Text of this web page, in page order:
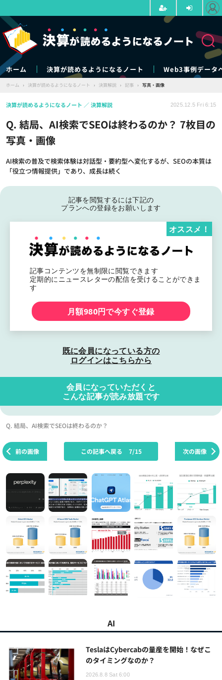
ホーム 決算が読めるようになるノート Web3事例データ
ホーム › 決算が読めるようになるノート › 決算解説 › 記事 › 写真・画像
Q. 結局、AI検索でSEOは終わるのか？ 7枚目の
写真・画像
AI検索の普及で検索体験は対話型・要約型へ変化するが、SEOの本質は
「役立つ情報提供」であり、成長は続く
決算が読めるようになるノート 決算解説 2025.12.5 Fri 6:15
記事を閲覧するには下記の
プランへの登録をお願いします
記事コンテンツを無制限に閲覧できます
定期的にニュースレターの配信を受けることができま
す
オススメ！
月額980円で今すぐ登録
既に会員になっている方の
ログインはこちらから
会員になっていただくと
こんな記事が読み放題です
Q. 結局、AI検索でSEOは終わるのか？
前の画像 次の画像
この記事へ戻る 7/15
AI
TeslaはCybercabの量産を開始！なぜこ
のタイミングなのか？
2026.8.8 Sat 6:00